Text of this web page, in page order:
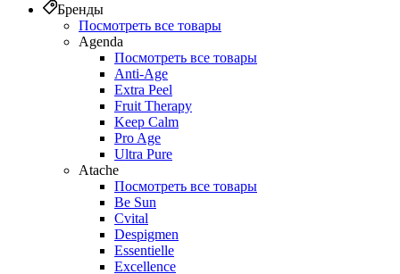
Бренды
Посмотреть все товары
Agenda
Посмотреть все товары
Anti‑Age
Extra Peel
Fruit Therapy
Keep Calm
Pro Age
Ultra Pure
Atache
Посмотреть все товары
Be Sun
Cvital
Despigmen
Essentielle
Excellence